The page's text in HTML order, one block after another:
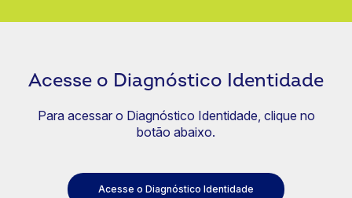
Acesse o Diagnóstico Identidade
Para acessar o Diagnóstico Identidade, clique no
botão abaixo.
Acesse o Diagnóstico Identidade